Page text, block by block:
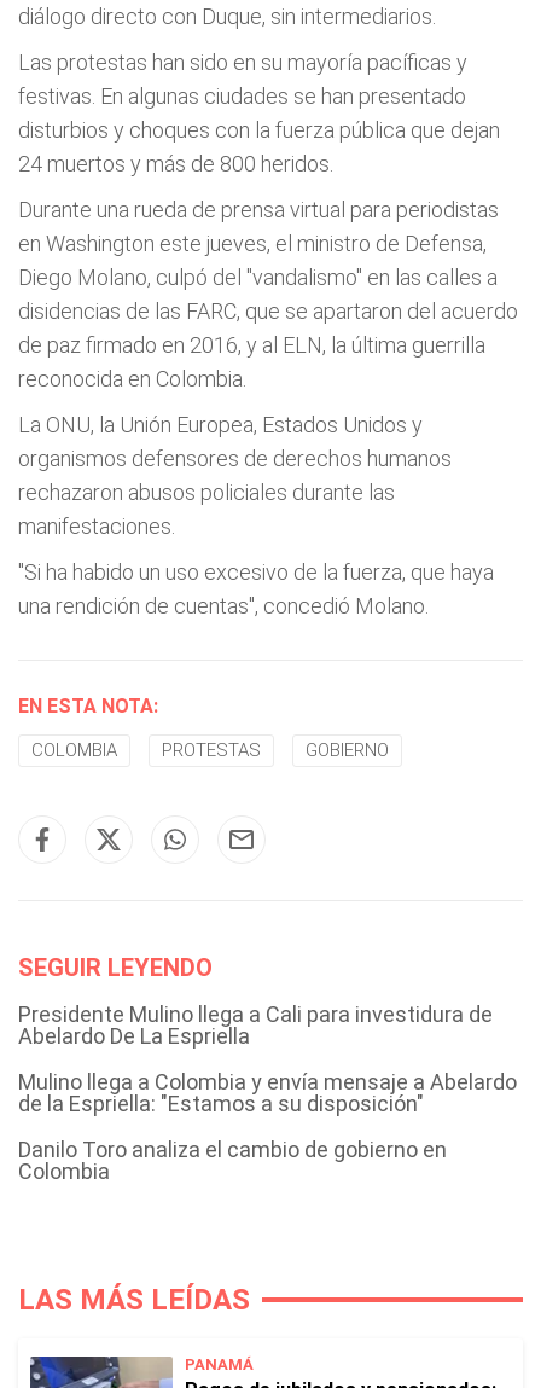
diálogo directo con Duque, sin intermediarios.
Las protestas han sido en su mayoría pacíficas y
festivas. En algunas ciudades se han presentado
disturbios y choques con la fuerza pública que dejan
24 muertos y más de 800 heridos.
Durante una rueda de prensa virtual para periodistas
en Washington este jueves, el ministro de Defensa,
Diego Molano, culpó del "vandalismo" en las calles a
disidencias de las FARC, que se apartaron del acuerdo
de paz firmado en 2016, y al ELN, la última guerrilla
reconocida en Colombia.
La ONU, la Unión Europea, Estados Unidos y
organismos defensores de derechos humanos
rechazaron abusos policiales durante las
manifestaciones.
"Si ha habido un uso excesivo de la fuerza, que haya
una rendición de cuentas", concedió Molano.
EN ESTA NOTA:
COLOMBIA PROTESTAS GOBIERNO
SEGUIR LEYENDO
Presidente Mulino llega a Cali para investidura de
Abelardo De La Espriella
Mulino llega a Colombia y envía mensaje a Abelardo
de la Espriella: "Estamos a su disposición"
Danilo Toro analiza el cambio de gobierno en
Colombia
LAS MÁS LEÍDAS
PANAMÁ